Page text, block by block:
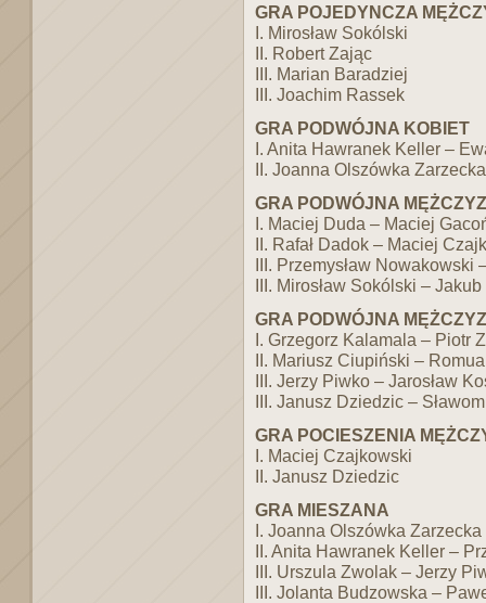
GRA POJEDYNCZA
I. Mirosław Sokólski
II. Robert Zając
III. Marian Baradziej
III. Joachim Rassek
GRA PODWÓJNA KOBIET
I. Anita Hawranek Keller –
II. Joanna Olszówka
GRA PODWÓJNA
I. Maciej Duda – Maciej
II. Rafał Dadok – Maciej
III. Przemysław Nowakowski
III. Mirosław Sokólski –
GRA PODWÓJNA
I. Grzegorz Kalamala – Piotr
II. Mariusz Ciupiński –
III. Jerzy Piwko – Jarosław
III. Janusz Dziedzic –
GRA POCIESZENIA
I. Maciej Czajkowski
II. Janusz Dziedzic
GRA MIESZANA
I. Joanna Olszówka
II. Anita Hawranek Keller –
III. Urszula Zwolak – Jerzy
III. Jolanta Budzowska –